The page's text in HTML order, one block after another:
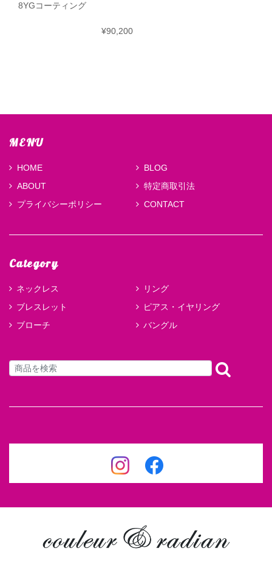
8YGコーティング
¥90,200
MENU
HOME
BLOG
ABOUT
特定商取引法
プライバシーポリシー
CONTACT
Category
ネックレス
リング
ブレスレット
ピアス・イヤリング
ブローチ
バングル